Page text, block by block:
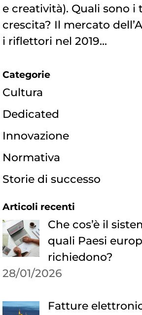
e creatività). Quali sono i
crescita? Il mercato
i riflettori nel 2019...
Categorie
Cultura
Dedicated
Innovazione
Normativa
Storie di successo
Articoli recenti
Che cos’è il
quali Paesi
richiedono?
28/01/2026
Fatture